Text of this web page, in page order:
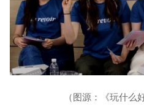
（图源：《玩什么